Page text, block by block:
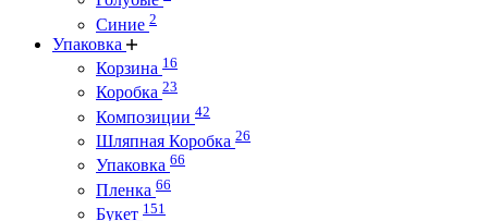
Синие 2
Упаковка
Корзина 16
Коробка 23
Композиции 42
Шляпная Коробка 26
Упаковка 66
Пленка 66
Букет 151